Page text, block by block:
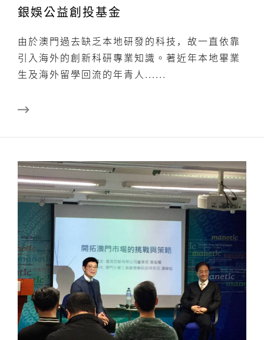
銀娛公益創投基金
由於澳門過去缺乏本地研發的科技，故一直依靠
引入海外的創新科研專業知識。著近年本地畢業
生及海外留學回流的年青人......